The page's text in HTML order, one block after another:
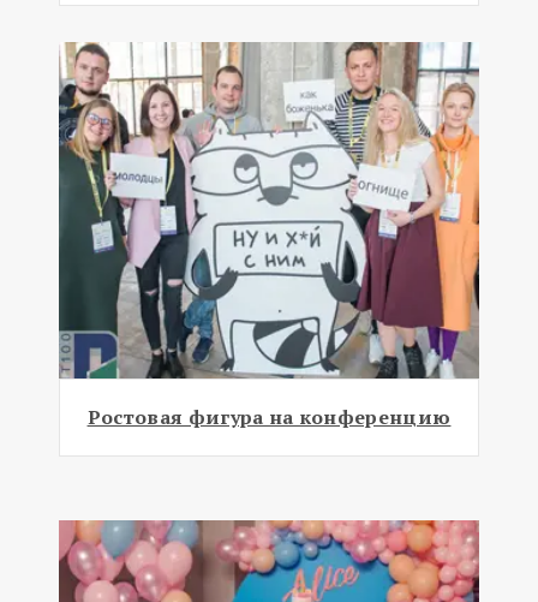
Ростовая фигура на конференцию